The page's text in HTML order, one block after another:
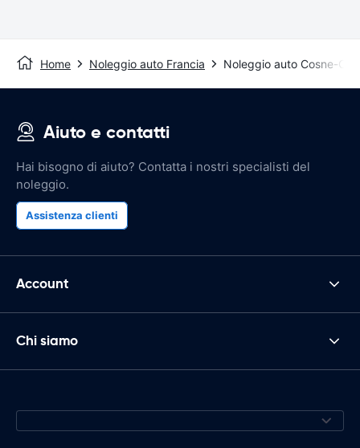
Home Noleggio auto Francia Noleggio auto Cosne-
Aiuto e contatti
Hai bisogno di aiuto? Contatta i nostri specialisti del
noleggio.
Assistenza clienti
Account
Chi siamo